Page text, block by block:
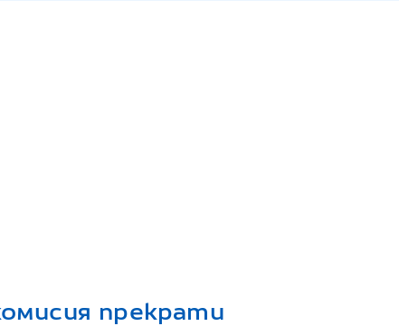
прекрати